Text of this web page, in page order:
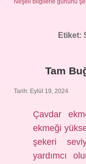
Neşeli bilgilerle gününü
Etiket:
Tam
Tarih: Eylül 19, 2024
Çavdar
ekmeği
şekeri
yardımcı